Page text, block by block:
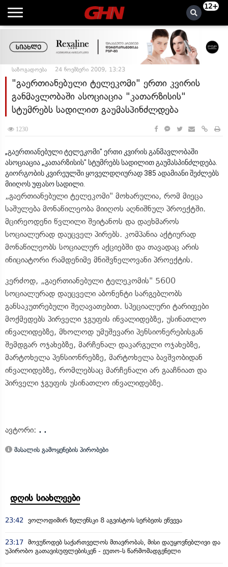
12+
საზოგადოება 24 ნოემბერი 2009, 13:23
"გაერთიანებული ტელეკომი" ერთი კვირის
განმავლობაში ასოციაცია "კათარზისის"
სტუმრებს სადილით გაუმასპინძლდება
1230
„გაერთიანებული ტელეკომი" ერთი კვირის განმავლობაში
ასოციაცია „კათარზისის" სტუმრებს სადილით გაუმასპინძლდება.
გიორგობის კვირეულში ყოველდღიურად 385 ადამიანი შეძლებს
მიიღოს უფასო სადილი.
„გაერთიანებული ტელეკომი" მოხარულია, რომ მიეცა
საშულება მონაწილეობა მიიღოს აღნიშნულ პროექტში.
მცირეოდენი წვლილი შეიტანოს და დაეხმაროს
სოციალურად დაუცველ პირებს. კომპანია აქტიურად
მონაწილეობს სოციალურ აქციებში და თავადაც არის
ინიციატორი რამდენიმე მნიშვნელოვანი პროექტის.
კერძოდ, „გაერთიანებული ტელეკომის" 5600
სოციალურად დაუცველი აბონენტი სარგებლობს
განსაკუთრებული შეღავათებით. სპეციალური ტარიფები
მოქმედებს პირველი ჯგუფის ინვალიდებზე, უსინათლო
ინვალიდებზე, მხოლოდ უმუშევარი პენსიონერებისგან
შემდგარ ოჯახებზე, მარჩენალ დაკარგული ოჯახებზე,
მარტოხელა პენსიონრებზე, მარტოხელა ბავშვობიდან
ინვალიდებზე, რომლებსაც მარჩენალი არ გააჩნიათ და
პირველი ჯგუფის უსინათლო ინვალიდებზე.
ავტორი: . .
მასალის გამოყენების პირობები
დღის სიახლეები
23:42 ვოლოდიმირ ზელენსკი 8 აგვისტოს სერბეთს ეწვევა
23:17 მოვუწოდებ საქართველოს მთავრობას, მისი დაუყოვნებლივი და
უპირობო გათავისუფლებისკენ - ეუთო-ს წარმომადგენელი